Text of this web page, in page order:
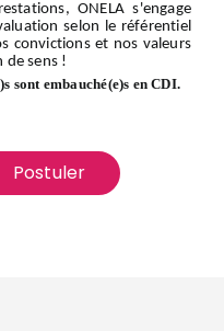
ONELA s'engage
selon le référentiel
convictions et nos valeurs
de sens !
sont embauché(e)s en CDI.
Postuler